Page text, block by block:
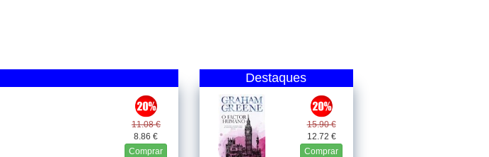
11.08 €
8.86 €
Comprar
Destaques
15.90 €
12.72 €
Comprar